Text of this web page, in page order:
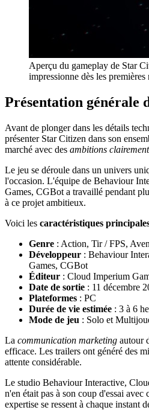
Aperçu du gameplay de Star
impressionne dès les premières
Présentation générale
Avant de plonger dans les détails
présenter Star Citizen dans son
marché avec des ambitions
Le jeu se déroule dans un univers
l'occasion. L'équipe de Behaviour
Games, CGBot a travaillé pendant
à ce projet ambitieux.
Voici les caractéristiques
Genre : Action, Tir / FPS,
Développeur : Behaviour
Games, CGBot
Éditeur : Cloud Imperium
Date de sortie : 11 décembre
Plateformes : PC
Durée de vie estimée : 3 à 6
Mode de jeu : Solo et
La communication marketing autour
efficace. Les trailers ont généré des
attente considérable.
Le studio Behaviour Interactive,
n'en était pas à son coup d'essai
expertise se ressent à chaque instant